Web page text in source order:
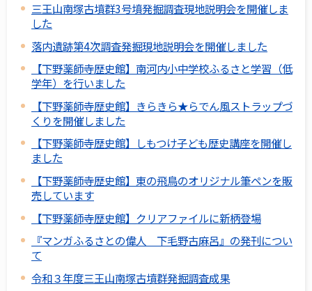
三王山南塚古墳群3号墳発掘調査現地説明会を開催しま
した
落内遺跡第4次調査発掘現地説明会を開催しました
【下野薬師寺歴史館】南河内小中学校ふるさと学習（低
学年）を行いました
【下野薬師寺歴史館】きらきら★らでん風ストラップづ
くりを開催しました
【下野薬師寺歴史館】しもつけ子ども歴史講座を開催し
ました
【下野薬師寺歴史館】東の飛鳥のオリジナル筆ペンを販
売しています
【下野薬師寺歴史館】クリアファイルに新柄登場
『マンガふるさとの偉人 下毛野古麻呂』の発刊につい
て
令和３年度三王山南塚古墳群発掘調査成果